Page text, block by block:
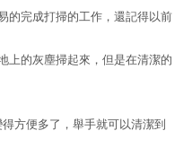
的完成打掃的工作，還記得以前
上的灰塵掃起來，但是在清潔的
方便多了，舉手就可以清潔到